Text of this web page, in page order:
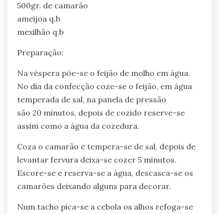
500gr. de camarão
ameijoa q.b
mexilhão q.b
Preparação:
Na véspera põe-se o feijão de molho em água.
No dia da confecção coze-se o feijão, em água
temperada de sal, na panela de pressão
são 20 minutos, depois de cozido reserve-se
assim como a água da cozedura.
Coza o camarão e tempera-se de sal, depois de
levantar fervura deixa-se cozer 5 minutos.
Escore-se e reserva-se a água, descasca-se os
camarões deixando alguns para decorar.
Num tacho pica-se a cebola os alhos refoga-se